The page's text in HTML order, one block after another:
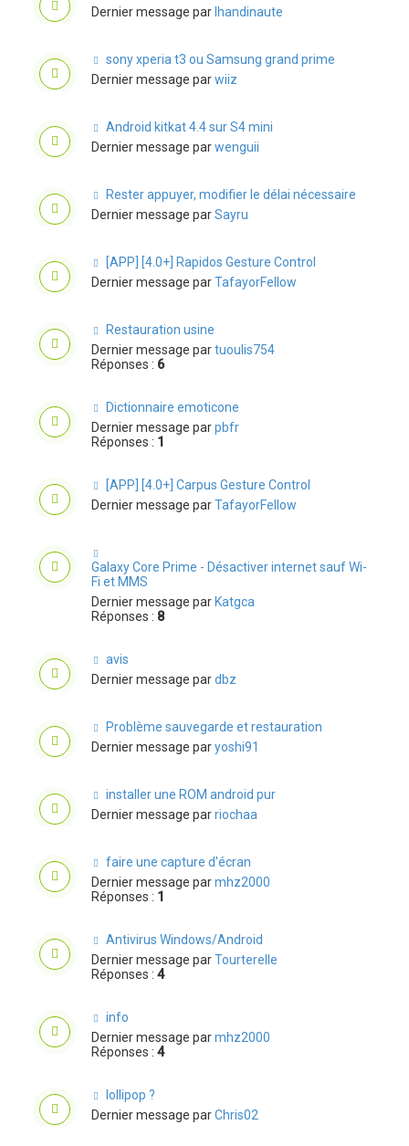
Dernier message parlhandinaute
sony xperia t3 ou Samsung grand prime
Dernier message parwiiz
Android kitkat 4.4 sur S4 mini
Dernier message parwenguii
Rester appuyer, modifier le délai nécessaire
Dernier message parSayru
[APP] [4.0+] Rapidos Gesture Control
Dernier message parTafayorFellow
Restauration usine
Dernier message partuoulis754
Réponses : 6
Dictionnaire emoticone
Dernier message parpbfr
Réponses : 1
[APP] [4.0+] Carpus Gesture Control
Dernier message parTafayorFellow
Galaxy Core Prime - Désactiver internet sauf Wi-
Fi et MMS
Dernier message parKatgca
Réponses : 8
avis
Dernier message pardbz
Problème sauvegarde et restauration
Dernier message paryoshi91
installer une ROM android pur
Dernier message parriochaa
faire une capture d'écran
Dernier message parmhz2000
Réponses : 1
Antivirus Windows/Android
Dernier message parTourterelle
Réponses : 4
info
Dernier message parmhz2000
Réponses : 4
lollipop ?
Dernier message parChris02